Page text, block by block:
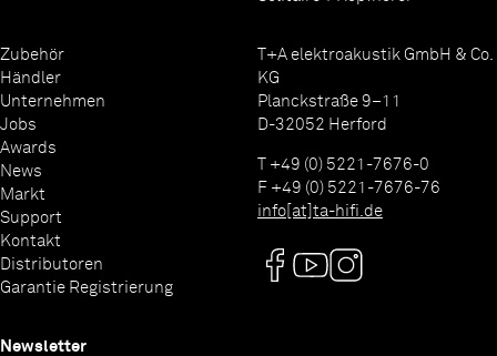
Zubehör
Händler
Unternehmen
Jobs
Awards
News
Markt
Support
Kontakt
Distributoren
Garantie Registrierung
T+A elektroakustik GmbH & Co.
KG
Planckstraße 9–11
D-32052 Herford
T +49 (0) 5221-7676-0
F +49 (0) 5221-7676-76
info[at]ta-hifi.de
Newsletter